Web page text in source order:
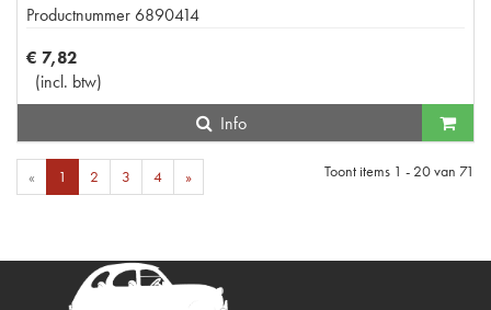
Productnummer 6890414
€ 7,82
(incl. btw)
Info
Toont items 1 - 20van 71
« 1 2 3 4 »